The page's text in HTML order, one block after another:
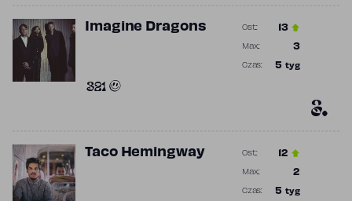
3.
Imagine Dragons
321
13
Ost.:
3
Max.:
5 tyg
Czas:
Taco Hemingway 12
Ost.:
2
Max.:
5 tyg
Czas: